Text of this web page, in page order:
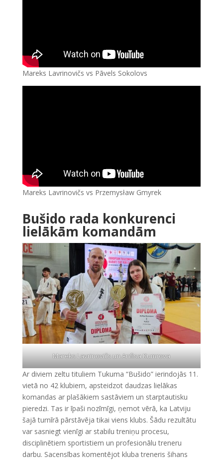
Mareks Lavrinovičs vs Pāvels Sokolovs
Mareks Lavrinovičs vs Przemysław Gmyrek
Bušido rada konkurenci
lielākām komandām
Mareks Lavrinovičs un Anfisa Kumrova
Ar diviem zeltu tituliem Tukuma “Bušido” ierindojās 11.
vietā no 42 klubiem, apsteidzot daudzas lielākas
komandas ar plašākiem sastāviem un starptautisku
pieredzi. Tas ir īpaši nozīmīgi, ņemot vērā, ka Latviju
šajā turnīrā pārstāvēja tikai viens klubs. Šādu rezultātu
var sasniegt vienīgi ar stabilu treniņu procesu,
disciplinētiem sportistiem un profesionālu treneru
darbu. Sacensības komentējot kluba treneris šihans